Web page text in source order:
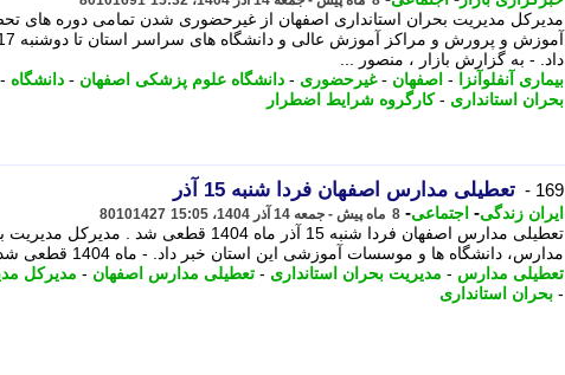
مدیرکل مدیریت بحران استانداری اصفهان از غیرحضوری شدن تمامی دوره های
داد. - به گزارش بازار ، منصور ...
بیماری آنفلوآنزا
- اصفهان -غیرحضوری - دانشگاه علوم پزشکی اصفهان - دانشگاه -
بحران استانداری -کارگروه شرایط اضطرار
169 - تعطیلی مدارس اصفهان فردا شنبه 15 آذر
ایران زندگی- اجتماعی- 8 ماه پیش - جمعه 14 آذر 1404، 15:05 80101427
تعطیلی مدارس اصفهان فردا شنبه 15 آذر ماه 1404
مدارس، دانشگاه ها و موسسات آموزشی این استان خبر داد. - ماه 1404 قطعی شد . مدیرکل مدیریت ...
تعطیلی مدارس - مدیریت بحران استانداری - تعطیلی مدارس اصفهان - مدیرکل
- بحران استانداری